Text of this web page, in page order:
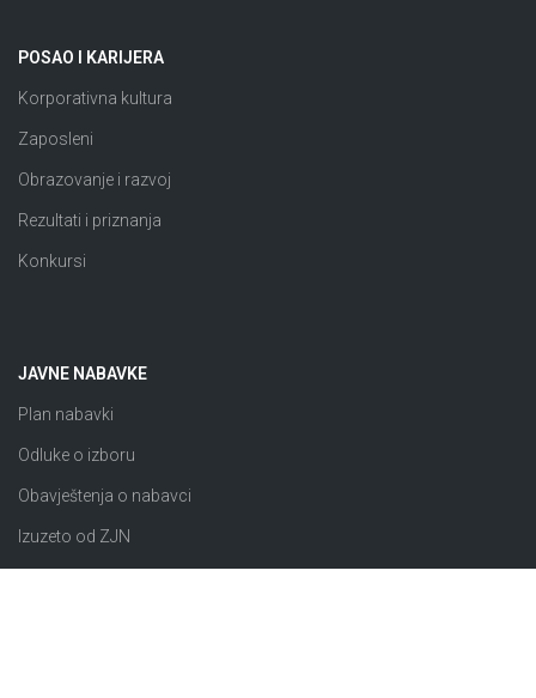
POSAO I KARIJERA
Korporativna kultura
Zaposleni
Obrazovanje i razvoj
Rezultati i priznanja
Konkursi
JAVNE NABAVKE
Plan nabavki
Odluke o izboru
Obavještenja o nabavci
Izuzeto od ZJN